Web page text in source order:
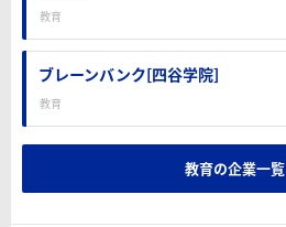
教育
ブレーンバンク[四谷学院]
教育
教育の企業一覧